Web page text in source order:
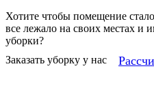
Хотите чтобы помещение
все лежало на своих местах и
уборки?
Заказать уборку у нас